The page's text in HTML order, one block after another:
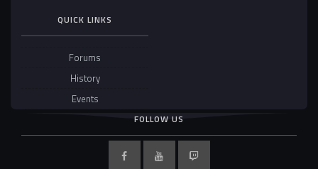
QUICK LINKS
Forums
History
Events
FOLLOW US